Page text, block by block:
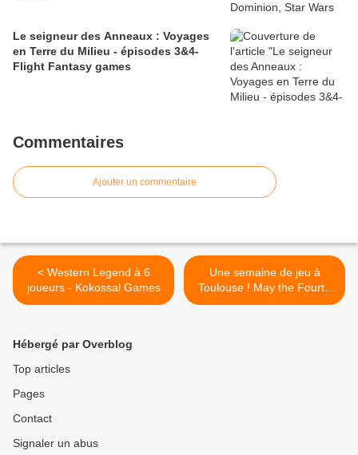
Le seigneur des Anneaux : Voyages
en Terre du Milieu - épisodes 3&4-
Flight Fantasy games
Commentaires
Ajouter un commentaire
< Western Legend à 6
joueurs - Kokossal Games
Une semaine de jeu à
Toulouse ! May the Fourth
be with you ! >
Hébergé par Overblog
Top articles
Pages
Contact
Signaler un abus